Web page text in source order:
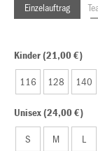
Einzelauftrag
Kinder (21,00 €)
116 128 140
Unisex (24,00 €)
S M L